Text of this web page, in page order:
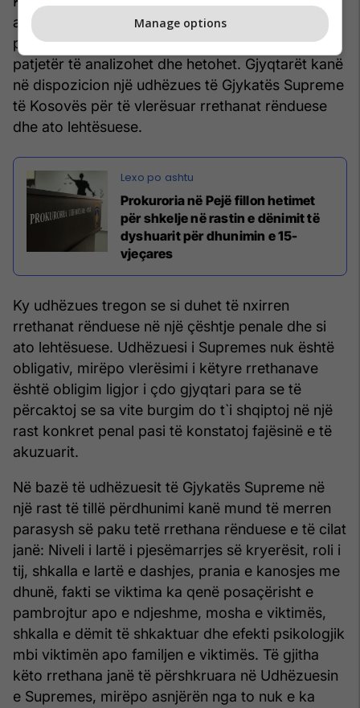
asnjë rrethanë rënduese në një vepër penale
përdhunimi është një tjetër aspekt i cili duhet
patjetër të analizohet dhe hetohet. Gjyqtarët kanë
në dispozicion një udhëzues të Gjykatës Supreme
të Kosovës për të vlerësuar rrethanat rënduese
dhe ato lehtësuese.
Prokuroria në Pejë fillon hetimet
për shkelje në rastin e dënimit të
dyshuarit për dhunimin e 15-
vjeçares
Ky udhëzues tregon se si duhet të nxirren
rrethanat rënduese në një çështje penale dhe si
ato lehtësuese. Udhëzuesi i Supremes nuk është
obligativ, mirëpo vlerësimi i këtyre rrethanave
është obligim ligjor i çdo gjyqtari para se të
përcaktoj se sa vite burgim do t`i shqiptoj në një
rast konkret penal pasi të konstatoj fajësinë e të
akuzuarit.
Në bazë të udhëzuesit të Gjykatës Supreme në
një rast të tillë përdhunimi kanë mund të merren
parasysh së paku tetë rrethana rënduese e të cilat
janë: Niveli i lartë i pjesëmarrjes së kryerësit, roli i
tij, shkalla e lartë e dashjes, prania e kanosjes me
dhunë, fakti se viktima ka qenë posaçërisht e
pambrojtur apo e ndjeshme, mosha e viktimës,
shkalla e dëmit të shkaktuar dhe efekti psikologjik
mbi viktimën apo familjen e viktimës. Të gjitha
këto rrethana janë të përshkruara në Udhëzuesin
e Supremes, mirëpo asnjërën nga to nuk e ka
Manage options